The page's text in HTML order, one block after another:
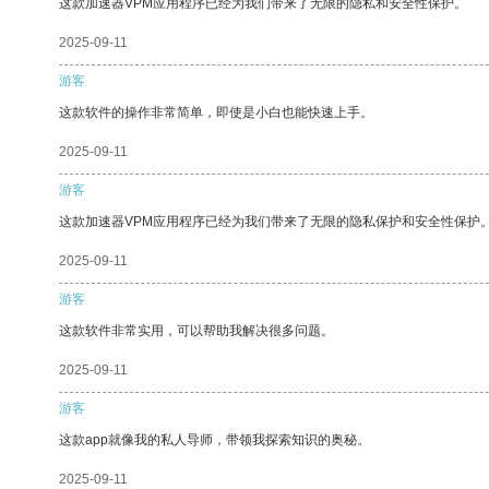
这款加速器VPM应用程序已经为我们带来了无限的隐私和安全性保护。
2025-09-11
游客
这款软件的操作非常简单，即使是小白也能快速上手。
2025-09-11
游客
这款加速器VPM应用程序已经为我们带来了无限的隐私保护和安全性保护
2025-09-11
游客
这款软件非常实用，可以帮助我解决很多问题。
2025-09-11
游客
这款app就像我的私人导师，带领我探索知识的奥秘。
2025-09-11